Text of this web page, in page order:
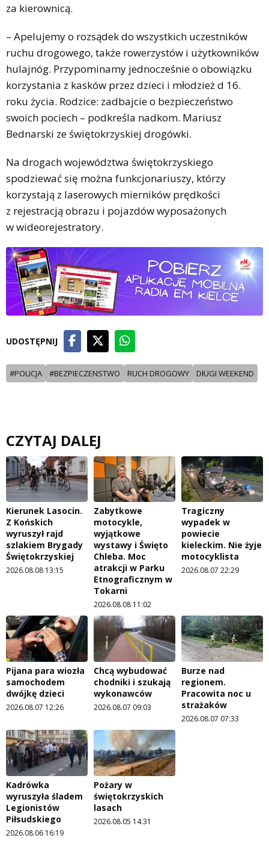
za kierownicą.
– Apelujemy o rozsądek do wszystkich uczestników
ruchu drogowego, także rowerzystów i użytkowników
hulajnóg. Przypominamy jednocześnie o obowiązku
korzystania z kasków przez dzieci i młodzież d 16.
roku życia. Rodzice: zadbajcie o bezpieczeństwo
swoich pociech – podkreśla nadkom. Mariusz
Bednarski ze świętokrzyskiej drogówki.
Na drogach województwa świętokrzyskiego
spodziewać się można funkcjonariuszy, którzy
korzystają z laserowych mierników prędkości
z rejestracją obrazu i pojazdów wyposażonych
w wideorejestratory.
UDOSTĘPNIJ
#POLICJA #BEZPIECZENSTWO RUCH DROGOWY DłUGI WEEKEND
CZYTAJ DALEJ
Kierunek Lasocin.
Z Końskich
wyruszył rajd
szlakiem Brygady
Świętokrzyskiej
2026.08.08 13:15
Zabytkowe
motocykle,
wyjątkowe
wystawy i Święto
Chleba. Moc
atrakcji w Parku
Etnograficznym w
Tokarni
2026.08.08 11:02
Tragiczny
wypadek w
powiecie
kieleckim. Nie żyje
motocyklista
2026.08.07 22:29
Pijana para wiozła
samochodem
dwójkę dzieci
2026.08.07 12:26
Chcą wybudować
chodniki i szukają
wykonawców
2026.08.07 09:03
Burze nad
regionem.
Pracowita noc u
strażaków
2026.08.07 07:33
Kadrówka
wyruszyła śladem
Legionistów
Piłsudskiego
2026.08.06 16:19
Pożary w
świętokrzyskich
lasach
2026.08.05 14:31